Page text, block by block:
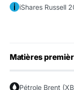
iShares Russell
Matières
Pétrole Brent